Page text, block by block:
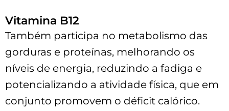
Vitamina B12
Também participa no metabolismo das
gorduras e proteínas, melhorando os
níveis de energia, reduzindo a fadiga e
potencializando a atividade física, que em
conjunto promovem o déficit calórico.